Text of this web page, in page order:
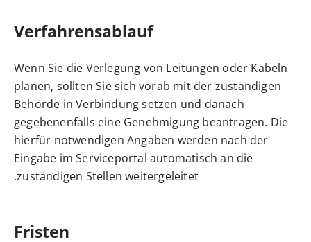
Verfahrensablauf
Wenn Sie die Verlegung von Leitungen oder Kabeln
planen, sollten Sie sich vorab mit der zuständigen
Behörde in Verbindung setzen und danach
gegebenenfalls eine Genehmigung beantragen. Die
hierfür notwendigen Angaben werden nach der
Eingabe im Serviceportal automatisch an die
zuständigen Stellen weitergeleitet.
Fristen